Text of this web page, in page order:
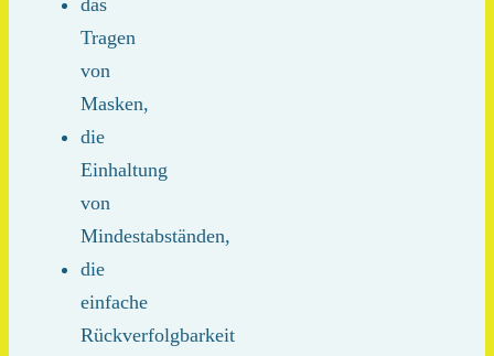
das
Tragen
von
Masken,
die
Einhaltung
von
Mindestabständen,
die
einfache
Rückverfolgbarkeit